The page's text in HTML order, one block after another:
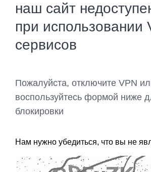
наш сайт
при использовании
сервисов
Пожалуйста, отключите VPN
воспользуйтесь формой ниже
блокировки
Нам нужно убедиться, что вы не